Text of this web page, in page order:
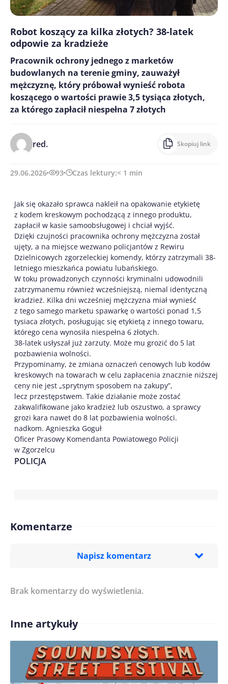
Robot koszący za kilka złotych? 38-latek
odpowie za kradzieże
Pracownik ochrony jednego z marketów
budowlanych na terenie gminy, zauważył
mężczyznę, który próbował wynieść robota
koszącego o wartości prawie 3,5 tysiąca złotych,
za którego zapłacił niespełna 7 złotych
red. Skopiuj link
29.06.2026 93 Czas lektury:< 1 min
Jak się okazało sprawca nakleił na opakowanie etykietę
z kodem kreskowym pochodzącą z innego produktu,
zapłacił w kasie samoobsługowej i chciał wyjść.
Dzięki czujności pracownika ochrony mężczyzna został
ujęty, a na miejsce wezwano policjantów z Rewiru
Dzielnicowych zgorzeleckiej komendy, którzy zatrzymali 38-
letniego mieszkańca powiatu lubańskiego.
W toku prowadzonych czynności kryminalni udowodnili
zatrzymanemu również wcześniejszą, niemal identyczną
kradzież. Kilka dni wcześniej mężczyzna miał wynieść
z tego samego marketu spawarkę o wartości ponad 1,5
tysiaca złotych, posługując się etykietą z innego towaru,
którego cena wynosiła niespełna 6 złotych.
38-latek usłyszał już zarzuty. Może mu grozić do 5 lat
pozbawienia wolności.
Przypominamy, że zmiana oznaczeń cenowych lub kodów
kreskowych na towarach w celu zapłacenia znacznie niższej
ceny nie jest „sprytnym sposobem na zakupy”,
lecz przestępstwem. Takie działanie może zostać
zakwalifikowane jako kradzież lub oszustwo, a sprawcy
grozi kara nawet do 8 lat pozbawienia wolności.
nadkom. Agnieszka Goguł
Oficer Prasowy Komendanta Powiatowego Policji
w Zgorzelcu
POLICJA
Komentarze
Napisz komentarz
Treść komentarza*
Imię/ Nick*
Brak komentarzy do wyświetlenia.
Inne artykuły